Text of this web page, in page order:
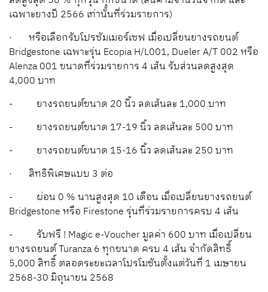
เฉพาะยางปี 2566 เท่านั้นที่ร่วมรายการ)
· หรือเลือกรับโปรซัมเมอร์เซฟ เมื่อเปลี่ยนยางรถยนต์
Bridgestone เฉพาะรุ่น Ecopia H/L001, Dueler A/T 002 หรือ
Alenza 001 ขนาดที่ร่วมรายการ 4 เส้น รับส่วนลดสูงสุด
4,000 บาท
- ยางรถยนต์ขนาด 20 นิ้ว ลดเส้นละ 1,000 บาท
- ยางรถยนต์ขนาด 17-19 นิ้ว ลดเส้นละ 500 บาท
- ยางรถยนต์ขนาด 15-16 นิ้ว ลดเส้นละ 250 บาท
· สิทธิพิเศษแบบ 3 ต่อ
- ผ่อน 0 % นานสูงสุด 10 เดือน เมื่อเปลี่ยนยางรถยนต์
Bridgestone หรือ Firestone รุ่นที่ร่วมรายการครบ 4 เส้น
- รับฟรี ! Magic e-Voucher มูลค่า 600 บาท เมื่อเปลี่ยน
ยางรถยนต์ Turanza 6 ทุกขนาด ครบ 4 เส้น จำกัดสิทธิ์
5,000 สิทธิ์ ตลอดระยะเวลาโปรโมชันตั้งแต่วันที่ 1 เมษายน
2568-30 มิถุนายน 2568